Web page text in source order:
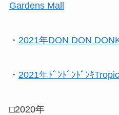
Gardens Mall
・ 2021年DON DON
・ 2021年ﾄﾞﾝﾄﾞﾝﾄﾞﾝｷ
□2020年